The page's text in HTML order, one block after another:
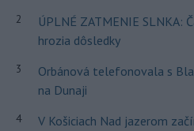
2
ÚPLNÉ ZATMENIE SLNKA:
hrozia dôsledky
3
Orbánová telefonovala s
na Dunaji
4
V Košiciach Nad jazerom